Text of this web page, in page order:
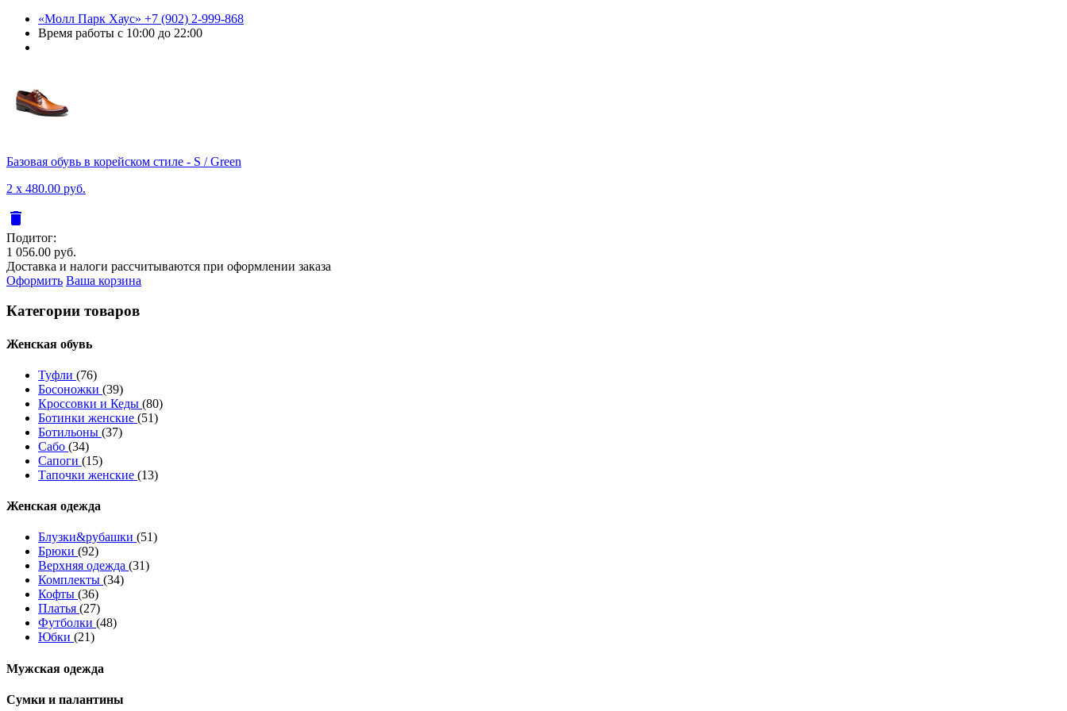
«Молл Парк Хаус» +7 (902) 2-999-868
Время работы с 10:00 до 22:00
Базовая обувь в корейском стиле - S / Green
2 x 480.00 руб.
delete
Подитог:
1 056.00 руб.
Доставка и налоги рассчитываются при оформлении заказа
Оформить Ваша корзина
Категории товаров
Женcкая обувь
Туфли (76)
Босоножки (39)
Кроссовки и Кеды (80)
Ботинки женские (51)
Ботильоны (37)
Сабо (34)
Сапоги (15)
Тапочки женские (13)
Женская одежда
Блузки&рубашки (51)
Брюки (92)
Верхняя одежда (31)
Комплекты (34)
Кофты (36)
Платья (27)
Футболки (48)
Юбки (21)
Мужская одежда
Сумки и палантины